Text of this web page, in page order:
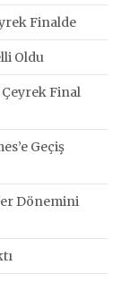
Finalde
Oldu
Çeyrek Final
Geçiş
Dönemini